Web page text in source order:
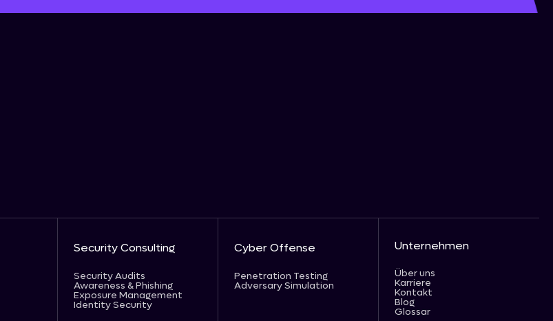
Security Consulting
Security Audits
Awareness & Phishing
Exposure Management
Identity Security
Cyber Offense
Penetration Testing
Adversary Simulation
Unternehmen
Über uns
Karriere
Kontakt
Blog
Glossar